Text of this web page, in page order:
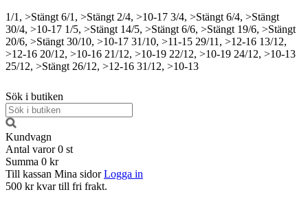
1/1, >Stängt 6/1, >Stängt 2/4, >10-17 3/4, >Stängt 6/4, >Stängt
30/4, >10-17 1/5, >Stängt 14/5, >Stängt 6/6, >Stängt 19/6, >Stängt
20/6, >Stängt 30/10, >10-17 31/10, >11-15 29/11, >12-16 13/12,
>12-16 20/12, >10-16 21/12, >10-19 22/12, >10-19 24/12, >10-13
25/12, >Stängt 26/12, >12-16 31/12, >10-13
Sök i butiken
Kundvagn
Antal varor 0 st
Summa 0 kr
Till kassan Mina sidor Logga in
500 kr kvar till fri frakt.